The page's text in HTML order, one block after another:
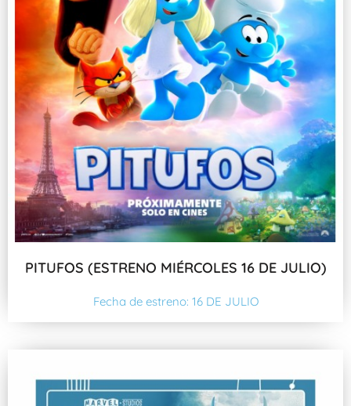
PITUFOS (ESTRENO MIÉRCOLES 16 DE JULIO)
Fecha de estreno: 16 DE JULIO